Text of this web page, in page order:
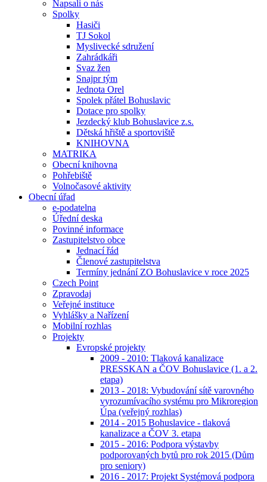
Napsali o nás
Spolky
Hasiči
TJ Sokol
Myslivecké sdružení
Zahrádkáři
Svaz žen
Snajpr tým
Jednota Orel
Spolek přátel Bohuslavic
Dotace pro spolky
Jezdecký klub Bohuslavice z.s.
Dětská hřiště a sportoviště
KNIHOVNA
MATRIKA
Obecní knihovna
Pohřebiště
Volnočasové aktivity
Obecní úřad
e-podatelna
Úřední deska
Povinné informace
Zastupitelstvo obce
Jednací řád
Členové zastupitelstva
Termíny jednání ZO Bohuslavice v roce 2025
Czech Point
Zpravodaj
Veřejné instituce
Vyhlášky a Nařízení
Mobilní rozhlas
Projekty
Evropské projekty
2009 - 2010: Tlaková kanalizace
PRESSKAN a ČOV Bohuslavice (1. a 2.
etapa)
2013 - 2018: Vybudování sítě varovného
vyrozumívacího systému pro Mikroregion
Úpa (veřejný rozhlas)
2014 - 2015 Bohuslavice - tlaková
kanalizace a ČOV 3. etapa
2015 - 2016: Podpora výstavby
podporovaných bytů pro rok 2015 (Dům
pro seniory)
2016 - 2017: Projekt Systémová podpora